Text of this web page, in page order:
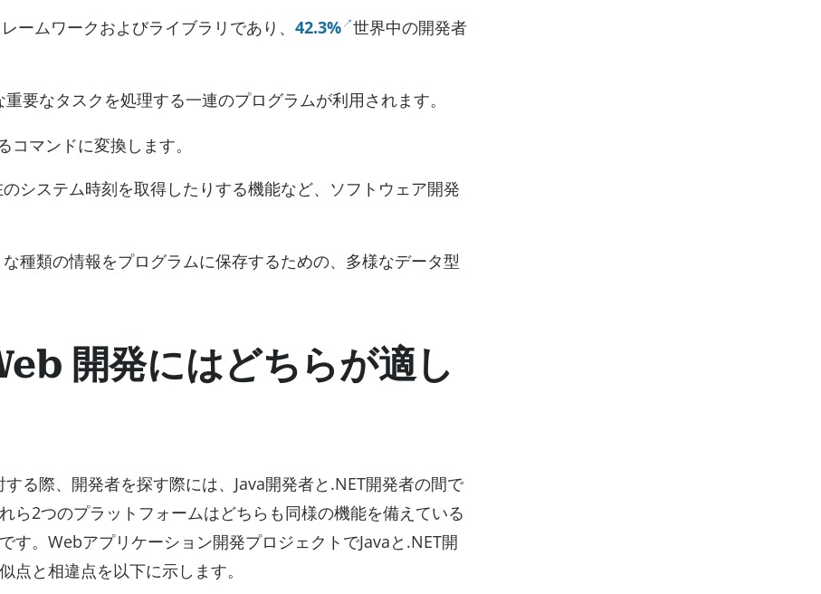
ームワークおよびライブラリであり、 42.3% 世界中の開発者
要なタスクを処理する一連のプログラムが利用されます。
マンドに変換します。
システム時刻を取得したりする機能など、ソフトウェア開発
種類の情報をプログラムに保存するための、多様なデータ型
開発にはどちらが適し
する際、開発者を探す際には、Java開発者と.NET開発者の間で
ら2つのプラットフォームはどちらも同様の機能を備えている
す。Webアプリケーション開発プロジェクトでJavaと.NET開
点と相違点を以下に示します。